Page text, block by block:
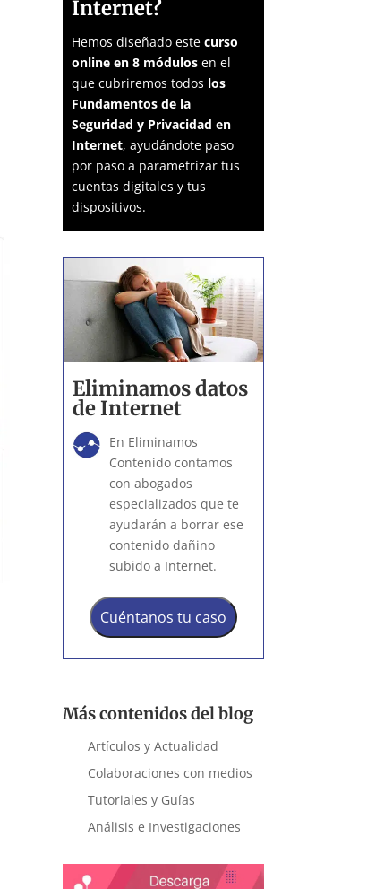
Internet?
Hemos diseñado estecurso
online en 8 módulos en el
que cubriremos todos los
Fundamentos de la
Seguridad y Privacidad en
Internet, ayudándote paso
por paso a parametrizar tus
cuentas digitales y tus
dispositivos.
Eliminamos datos
de Internet
En Eliminamos
Contenido contamos
con abogados
especializados que te
ayudarán a borrar ese
contenido dañino
subido a Internet.
Cuéntanos tu caso
Más contenidos del blog
Artículos y Actualidad
Colaboraciones con medios
Tutoriales y Guías
Análisis e Investigaciones